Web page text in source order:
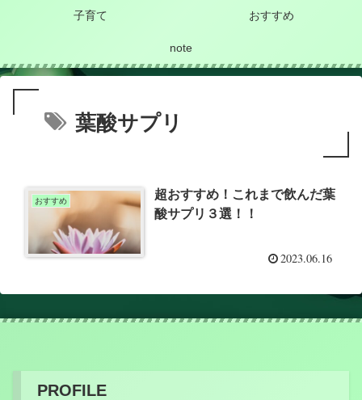
子育て おすすめ
note
葉酸サプリ
おすすめ
超おすすめ！これまで飲んだ葉
酸サプリ３選！！
2023.06.16
PROFILE